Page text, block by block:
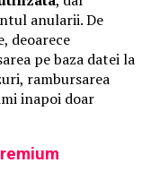
anularii. De
deoarece
pe baza datei la
rambursarea
inapoi doar